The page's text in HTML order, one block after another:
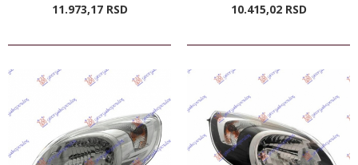
11.973,17 RSD 10.415,02 RSD